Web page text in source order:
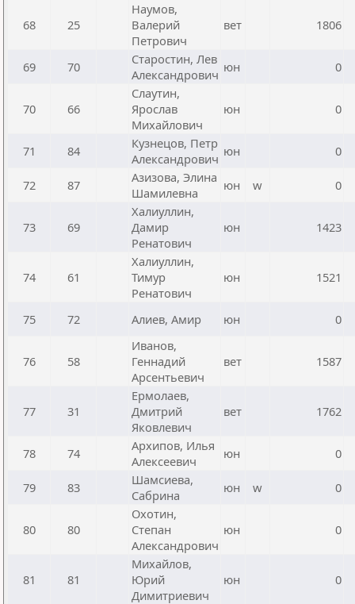
68 25
Наумов,
Валерий
Петрович
вет 1806
69 70
Старостин, Лев
Александрович юн 0
70 66
Слаутин,
Ярослав
Михайлович
юн 0
71 84
Кузнецов, Петр
Александрович юн 0
72 87
Азизова, Элина
Шамилевна
юн w 0
73 69
Халиуллин,
Дамир
Ренатович
юн 1423
74 61
Халиуллин,
Тимур
Ренатович
юн 1521
75 72 Алиев, Амир юн 0
76 58
Иванов,
Геннадий
Арсентьевич
вет 1587
77 31
Ермолаев,
Дмитрий
Яковлевич
вет 1762
78 74
Архипов, Илья
Алексеевич
юн 0
79 83
Шамсиева,
Сабрина
юн w 0
80 80
Охотин,
Степан
Александрович
юн 0
81 81
Михайлов,
Юрий
Димитриевич
юн 0